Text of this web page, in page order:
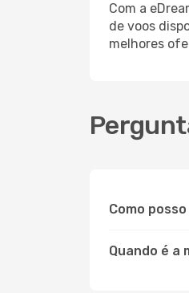
Com a
de voos
melhores
Como
Quando é a